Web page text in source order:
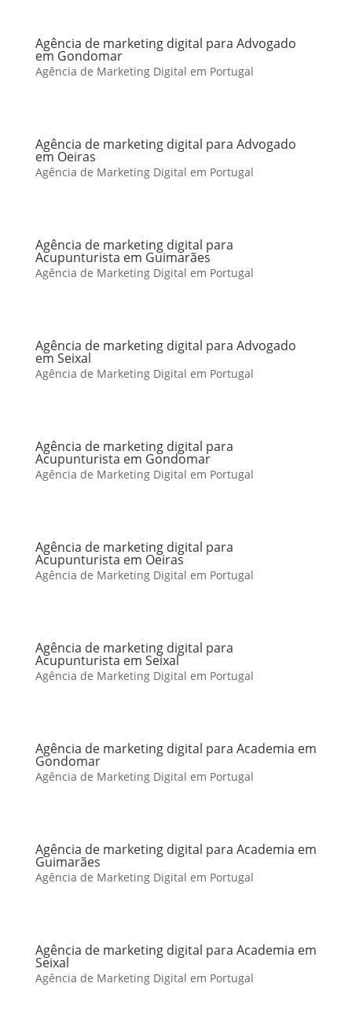
Agência de marketing digital para Advogado
em Gondomar
Agência de Marketing Digital em Portugal
Agência de marketing digital para Advogado
em Oeiras
Agência de Marketing Digital em Portugal
Agência de marketing digital para
Acupunturista em Guimarães
Agência de Marketing Digital em Portugal
Agência de marketing digital para Advogado
em Seixal
Agência de Marketing Digital em Portugal
Agência de marketing digital para
Acupunturista em Gondomar
Agência de Marketing Digital em Portugal
Agência de marketing digital para
Acupunturista em Oeiras
Agência de Marketing Digital em Portugal
Agência de marketing digital para
Acupunturista em Seixal
Agência de Marketing Digital em Portugal
Agência de marketing digital para Academia em
Gondomar
Agência de Marketing Digital em Portugal
Agência de marketing digital para Academia em
Guimarães
Agência de Marketing Digital em Portugal
Agência de marketing digital para Academia em
Seixal
Agência de Marketing Digital em Portugal